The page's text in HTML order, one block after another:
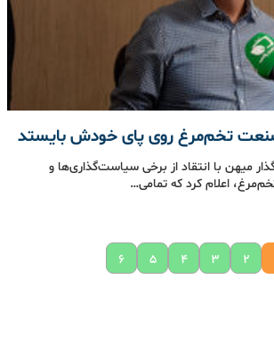
صنعت تخم‌مرغ روی پای خودش بایستد
میهن با انتقاد از برخی سیاست‌گذاری‌ها و
اعلام کرد که تمامی…
۲ ۳ ۴ ۵ ۶